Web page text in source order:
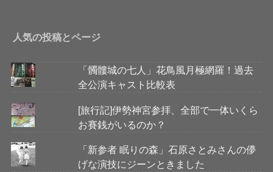
人気の投稿とページ
「髑髏城の七人」花鳥風月極網羅！過去
全公演キャスト比較表
[旅行記]伊勢神宮参拝、全部で一体いくら
お賽銭がいるのか？
「新参者 眠りの森」石原さとみさんの儚
げな演技にジーンときました